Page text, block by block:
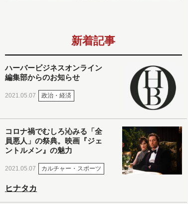
新着記事
ハーバービジネスオンライン
編集部からのお知らせ
2021.05.07 政治・経済
コロナ禍でむしろ沁みる「全
員悪人」の祭典。映画『ジェ
ントルメン』の魅力
2021.05.07 カルチャー・スポーツ
ヒナタカ